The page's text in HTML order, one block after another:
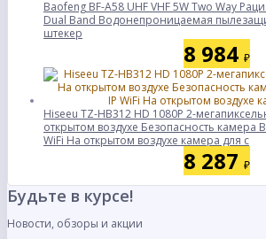
Baofeng BF-A58 UHF VHF 5W Two Way
Dual Band Водонепроницаемая
штекер
8 984 ₽
Hiseeu TZ-HB312 HD 1080P 2-
открытом воздухе Безопасность камера
WiFi На открытом воздухе камера для с
8 287 ₽
Будьте в курсе!
Новости, обзоры и акции